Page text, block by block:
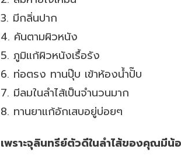
3. มีกลิ่นปาก
4. คันตามผิวหนัง
5. ภูมิแก้ผิวหนังเรื้อรัง
6. ท่อตรง ทานปุ๊บ เข้าห้องน้ำปั๊บ
7. มีลมในลำไส้เป็นจำนวนมาก
8. ทานยาแก้อักเสบอยู่บ่อยๆ
เพราะจุลินทรีย์ตัวดีในลำไส้ของคุณมีน้